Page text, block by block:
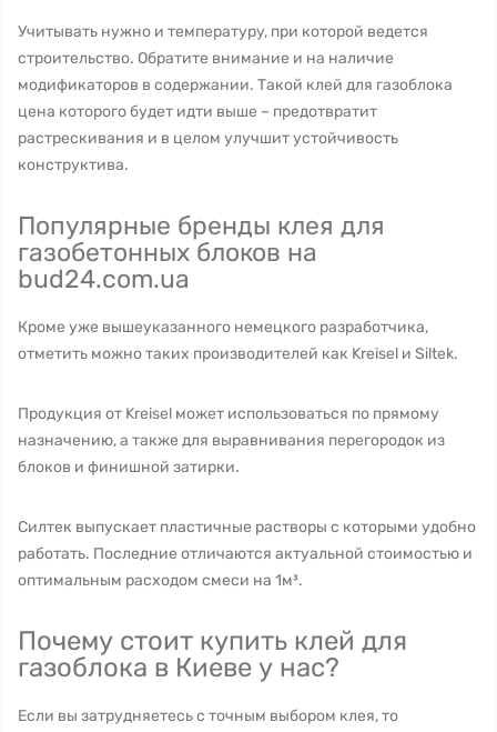
Учитывать нужно и температуру, при которой ведется
строительство. Обратите внимание и на наличие
модификаторов в содержании. Такой клей для газоблока
цена которого будет идти выше – предотвратит
растрескивания и в целом улучшит устойчивость
конструктива.
Популярные бренды клея для
газобетонных блоков на
bud24.com.ua
Кроме уже вышеуказанного немецкого разработчика,
отметить можно таких производителей как Kreisel и Siltek.
Продукция от Kreisel может использоваться по прямому
назначению, а также для выравнивания перегородок из
блоков и финишной затирки.
Силтек выпускает пластичные растворы с которыми удобно
работать. Последние отличаются актуальной стоимостью и
оптимальным расходом смеси на 1м³.
Почему стоит купить клей для
газоблока в Киеве у нас?
Если вы затрудняетесь с точным выбором клея, то